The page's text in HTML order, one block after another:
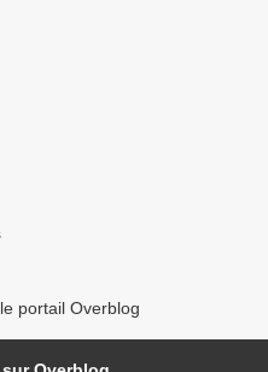
portail Overblog